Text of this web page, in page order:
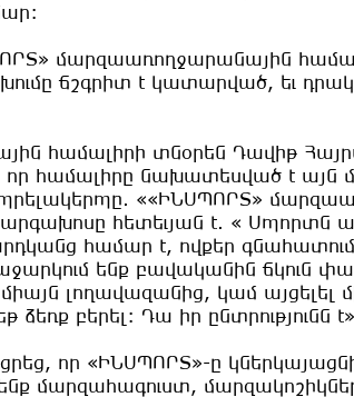
մարզաառողջարանային
ճշգրիտ է կատարված, եւ
համալիրի տնօրեն Դավիթ
որ համալիրը նախատեսված է
««ԻՆՍՊՈՐՏ»
հետեւյան է. « Սպորտն
համար է, ովքեր գնահատում
ենք բավականին ճկուն
լողավազանից, կամ այցելել
բերել: Դա իր ընտրությունն
որ «ԻՆՍՊՈՐՏ»-ը
մարզահագուստ,